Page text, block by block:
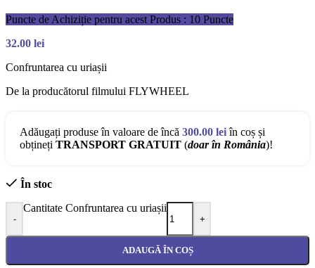
Puncte de Achiziție pentru acest Produs : 10 Puncte
32.00 lei
Confruntarea cu uriașii
De la producătorul filmului FLYWHEEL
Adăugați produse în valoare de încă 300.00 leiîn coș și
obțineți TRANSPORT GRATUIT (doar în România)!
În stoc
-
Cantitate Confruntarea cu uriașii
+
ADAUGĂ ÎN COȘ